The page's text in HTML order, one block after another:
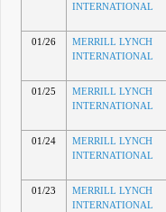
INTERNATIONAL
01/26
MERRILL LYNCH
INTERNATIONAL
01/25
MERRILL LYNCH
INTERNATIONAL
01/24
MERRILL LYNCH
INTERNATIONAL
01/23
MERRILL LYNCH
INTERNATIONAL